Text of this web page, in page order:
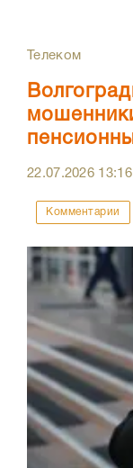
Телеком
22.07.2026 13:16
Комментарии